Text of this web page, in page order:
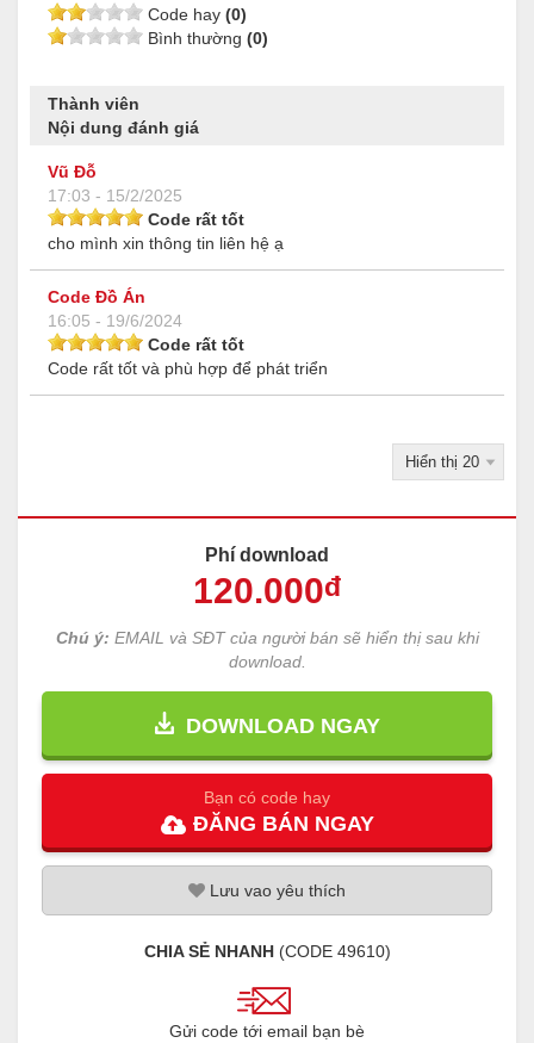
Code hay (0)
Bình thường (0)
Thành viên
Nội dung đánh giá
Vũ Đỗ
17:03 - 15/2/2025
Code rất tốt
cho mình xin thông tin liên hệ ạ
Code Đồ Án
16:05 - 19/6/2024
Code rất tốt
Code rất tốt và phù hợp để phát triển
Phí download
120.000đ
Chú ý: EMAIL và SĐT của người bán sẽ hiển thị sau khi
download.
DOWNLOAD NGAY
Bạn có code hay
ĐĂNG BÁN NGAY
Lưu vao yêu thích
CHIA SẺ NHANH(CODE 49610)
Gửi code tới email bạn bè